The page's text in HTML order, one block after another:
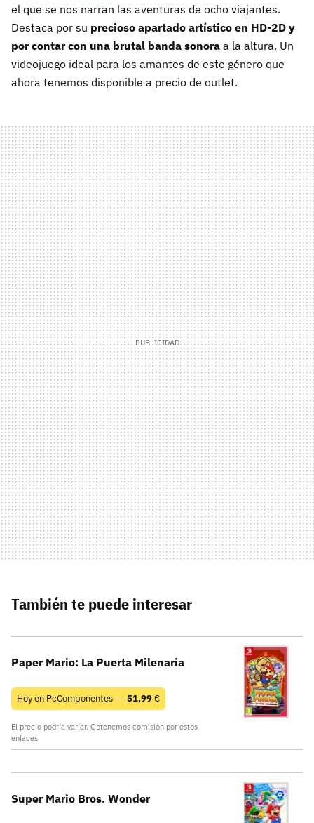
el que se nos narran las aventuras de ocho viajantes.
Destaca por su precioso apartado artístico en HD-2D y
por contar con una brutal banda sonora a la altura. Un
videojuego ideal para los amantes de este género que
ahora tenemos disponible a precio de outlet.
También te puede interesar
Paper Mario: La Puerta Milenaria
Hoy en PcComponentes — 51,99€
El precio podría variar. Obtenemos comisión por estos
enlaces
Super Mario Bros. Wonder